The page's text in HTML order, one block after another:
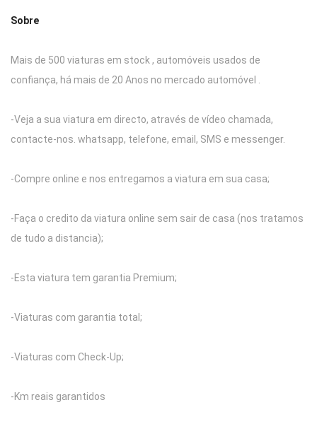
Sobre
Mais de 500 viaturas em stock , automóveis usados de
confiança, há mais de 20 Anos no mercado automóvel .
-Veja a sua viatura em directo, através de vídeo chamada,
contacte-nos. whatsapp, telefone, email, SMS e messenger.
-Compre online e nos entregamos a viatura em sua casa;
-Faça o credito da viatura online sem sair de casa (nos tratamos
de tudo a distancia);
-Esta viatura tem garantia Premium;
-Viaturas com garantia total;
-Viaturas com Check-Up;
-Km reais garantidos